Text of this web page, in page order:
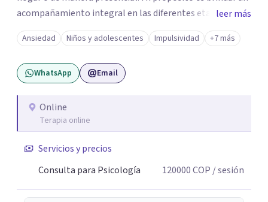
acompañamiento integral en las diferentes etapas de la
vida, adaptando la intervención a las necesidades de cada
momento del ciclo vital. Un espacio enteramente
confidencial y seguro, con flexibilidad de horarios y una
atención personalizada. Durante mi trayectoria los
y enfoque integral. Estoy a un mensaje de whatsapp si
necesitas orientación "Tu bienestar es la prioridad, sin
leer más
Ansiedad Niños y adolescentes Impulsividad +7 más
WhatsApp Email
Online
Terapia online
Servicios y precios
Consulta para Psicología
120000COP / sesión